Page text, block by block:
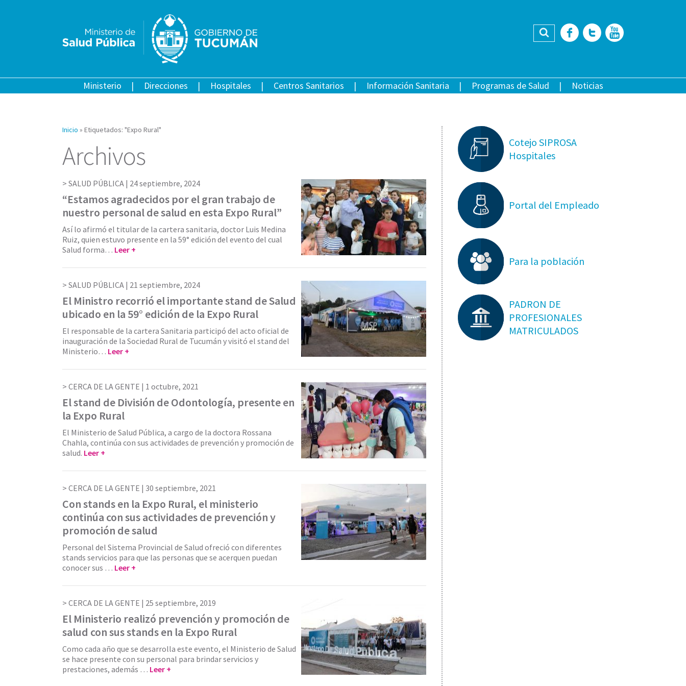
Buscar Facebook
Twitter
Ministerio Direcciones Hospitales Centros Sanitarios Información Sanitaria Programas de Salud Noticias
Inicio » Etiquetados: "Expo Rural"
Archivos
SALUD PÚBLICA | 24 septiembre, 2024
“Estamos agradecidos por el gran trabajo de
nuestro personal de salud en esta Expo Rural”
Así lo afirmó el titular de la cartera sanitaria, doctor Luis Medina
Ruiz, quien estuvo presente en la 59° edición del evento del cual
Salud forma… Leer +
SALUD PÚBLICA | 21 septiembre, 2024
El Ministro recorrió el importante stand de Salud
ubicado en la 59° edición de la Expo Rural
El responsable de la cartera Sanitaria participó del acto oficial de
inauguración de la Sociedad Rural de Tucumán y visitó el stand del
Ministerio… Leer +
CERCA DE LA GENTE | 1 octubre, 2021
El stand de División de Odontología, presente en
la Expo Rural
El Ministerio de Salud Pública, a cargo de la doctora Rossana
Chahla, continúa con sus actividades de prevención y promoción de
salud. Leer +
CERCA DE LA GENTE | 30 septiembre, 2021
Con stands en la Expo Rural, el ministerio
continúa con sus actividades de prevención y
promoción de salud
Personal del Sistema Provincial de Salud ofreció con diferentes
stands servicios para que las personas que se acerquen puedan
conocer sus … Leer +
CERCA DE LA GENTE | 25 septiembre, 2019
El Ministerio realizó prevención y promoción de
salud con sus stands en la Expo Rural
Como cada año que se desarrolla este evento, el Ministerio de Salud
se hace presente con su personal para brindar servicios y
prestaciones, además … Leer +
Cotejo SIPROSA
Hospitales
Portal del Empleado
Para la población
PADRON DE
PROFESIONALES
MATRICULADOS